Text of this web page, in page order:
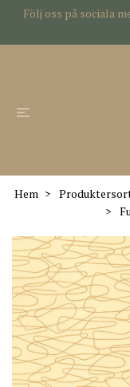
Följ oss på sociala
Hem